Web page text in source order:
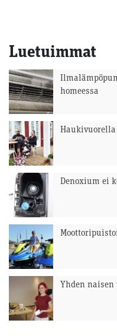
Luetuimmat
homeessa
Haukivuorella
Denoxium ei
Yhden